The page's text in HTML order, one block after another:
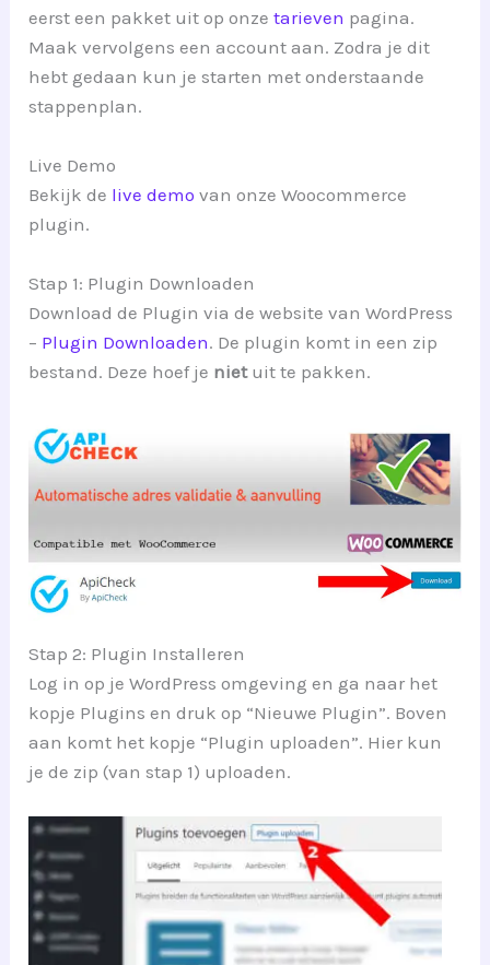
eerst een pakket uit op onzetarieven pagina.
Maak vervolgens een account aan. Zodra je dit
hebt gedaan kun je starten met onderstaande
stappenplan.
Live Demo
Bekijk de live demo van onze Woocommerce
plugin.
Stap 1: Plugin Downloaden
Download de Plugin via de website van WordPress
– Plugin Downloaden. De plugin komt in een zip
bestand. Deze hoef je nietuit te pakken.
Stap 2: Plugin Installeren
Log in op je WordPress omgeving en ga naar het
kopje Plugins en druk op “Nieuwe Plugin”. Boven
aan komt het kopje “Plugin uploaden”. Hier kun
je de zip (van stap 1) uploaden.